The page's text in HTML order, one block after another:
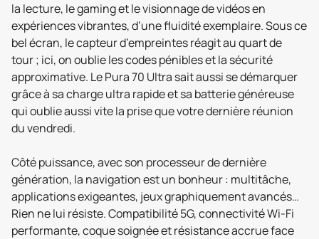
la lecture, le gaming et le visionnage de vidéos en
expériences vibrantes, d’une fluidité exemplaire. Sous ce
bel écran, le capteur d’empreintes réagit au quart de
tour ; ici, on oublie les codes pénibles et la sécurité
approximative. Le Pura 70 Ultra sait aussi se démarquer
grâce à sa charge ultra rapide et sa batterie généreuse
qui oublie aussi vite la prise que votre dernière réunion
du vendredi.
Côté puissance, avec son processeur de dernière
génération, la navigation est un bonheur : multitâche,
applications exigeantes, jeux graphiquement avancés…
Rien ne lui résiste. Compatibilité 5G, connectivité Wi-Fi
performante, coque soignée et résistance accrue face